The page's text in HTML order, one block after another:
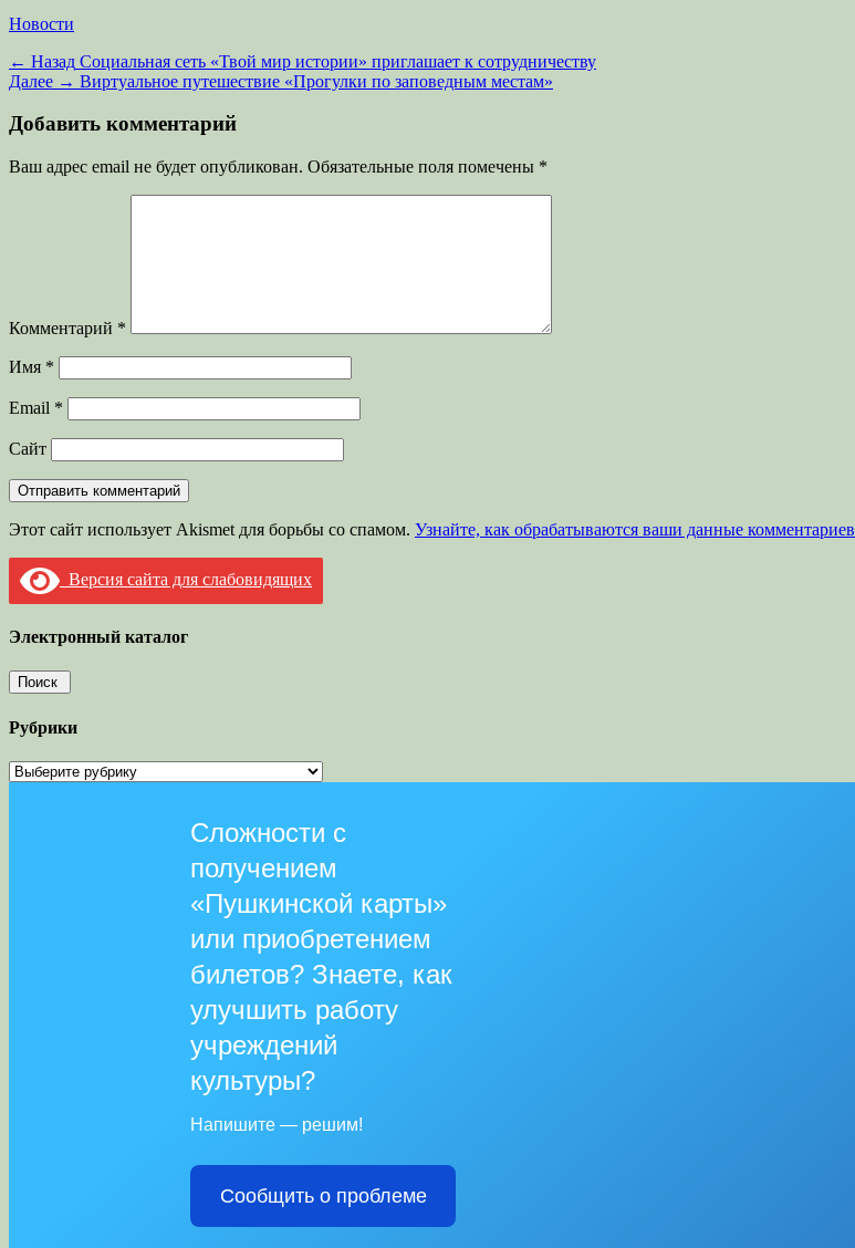
Категории
Новости
Навигация
по
записям
← Назад Предыдущая
запись:
Социальная сеть «Твой мир истории» приглашает к сотрудничеству
Далее → Следующая
Виртуальное путешествие «Прогулки по заповедным местам»
Добавить комментарий
Ваш адрес email не будет опубликован. Обязательные поля помечены *
Комментарий *
Имя *
Email *
Сайт
Этот сайт использует Akismet для борьбы со спамом. Узнайте, как обрабатываются ваши данные комментариев
Версия сайта для слабовидящих
Электронный каталог
Рубрики
Рубрики
Сложности с
получением
«Пушкинской карты»
или приобретением
билетов? Знаете, как
улучшить работу
учреждений
культуры?
Напишите — решим!
Сообщить о проблеме